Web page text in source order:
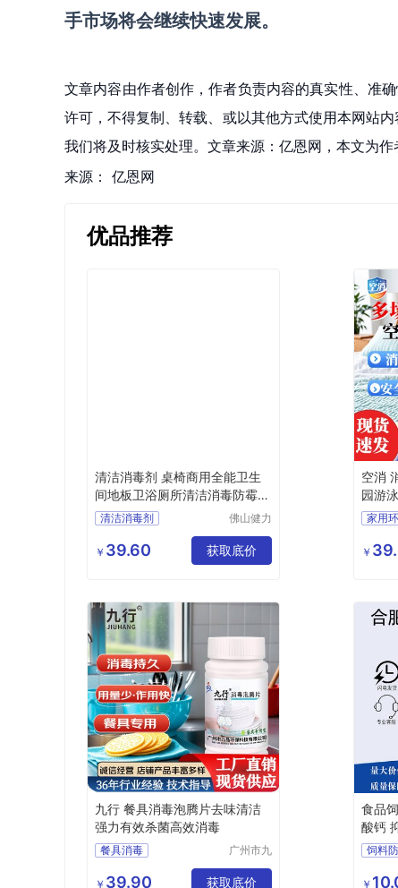
手市场将会继续快速发展。
文章内容由作者创作，作者负责内容的真实性、准
许可，不得复制、转载、或以其他方式使用本网站
我们将及时核实处理。文章来源：亿恩网，本文为作
来源： 亿恩网
优品推荐
清洁消毒剂 桌椅商用全能卫生
间地板卫浴厕所清洁消毒防霉清
洁液剂
清洁消毒剂
全能消毒清洁剂
佛山健力
有限公司
￥ 39.60 获取底价
空消
园游
腾片
家用
家用
￥
九行 餐具消毒泡腾片去味清洁
强力有效杀菌高效消毒
餐具消毒
消毒泡腾片
高效杀菌
广州市九
技有限公
￥ 39.90 获取底价
食品
酸钙
防腐
饲料
化妆品
￥